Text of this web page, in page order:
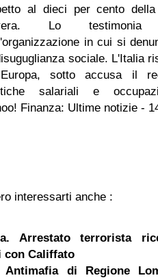
al dieci per cento della
Lo
in cui si
sociale. L'Italia
sotto accusa il
salariali e
Finanza: Ultime notizie -
interessarti anche :
Arrestato terrorista
con Califfato
Antimafia di Regione